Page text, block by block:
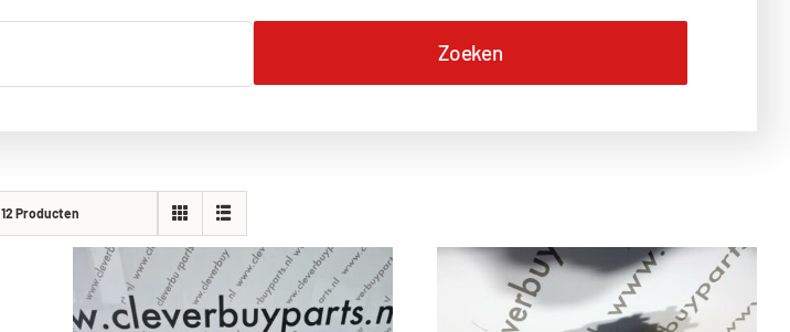
12 Producten